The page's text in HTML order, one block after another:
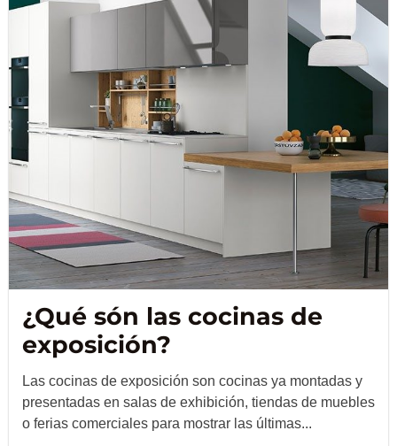
¿Qué són las cocinas de
exposición?
Las cocinas de exposición son cocinas ya montadas y
presentadas en salas de exhibición, tiendas de muebles
o ferias comerciales para mostrar las últimas...